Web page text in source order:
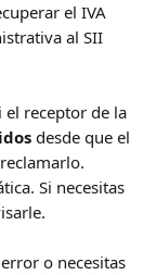
el IVA
al SII
el receptor de la
desde que el
Si necesitas
o necesitas